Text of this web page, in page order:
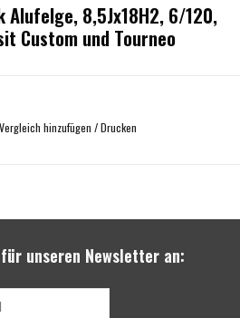
Alufelge, 8,5Jx18H2, 6/120,
Custom und Tourneo
hinzufügen /Drucken
unseren Newsletter an: